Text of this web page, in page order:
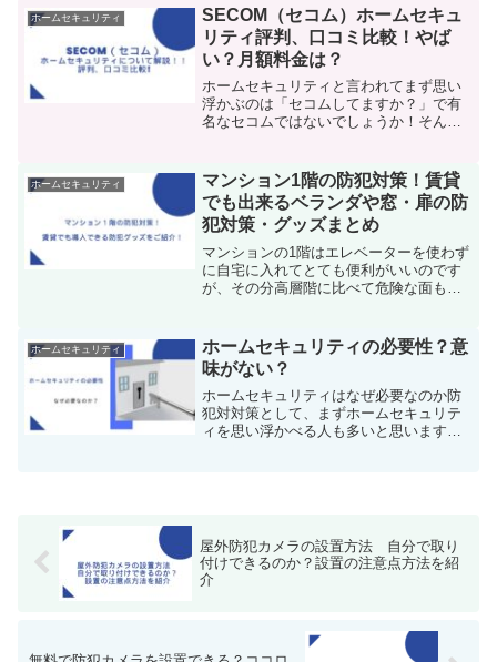
社として有名です。今回はセントラル警
備保障のホームセキ...
ホームセキュリティ
SECOM（セコム）ホームセキュ
リティ評判、口コミ比較！やば
い？月額料金は？
ホームセキュリティと言われてまず思い
浮かぶのは「セコムしてますか？」で有
名なセコムではないでしょうか！そんな
方、アルソックと比較検討中の方のご参
考になれば幸いです。SEC...
ホームセキュリティ
マンション1階の防犯対策！賃貸
でも出来るベランダや窓・扉の防
犯対策・グッズまとめ
マンションの1階はエレベーターを使わず
に自宅に入れてとても便利がいいのです
が、その分高層階に比べて危険な面もあ
要があるのです。今回はマンションの1階
に住む危険性や、防犯...
ホームセキュリティ
ホームセキュリティの必要性？意
味がない？
ホームセキュリティはなぜ必要なのか防
犯対対策として、まずホームセキュリテ
ィを思い浮かべる人も多いと思います。
屋外防犯カメラの設置方法 自分で取り
付けできるのか？設置の注意点方法を紹
介